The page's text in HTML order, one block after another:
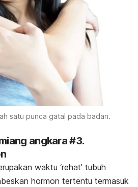
satu punca gatal pada badan.
angkara #3.
waktu ‘rehat’ tubuh
hormon tertentu termasuk